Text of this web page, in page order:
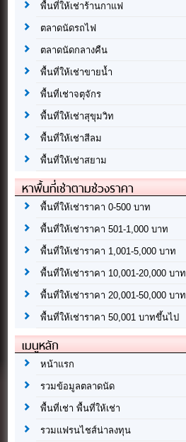
พื้นที่ให้เช่าร้านกาแฟ
ตลาดนัดรถไฟ
ตลาดนัดกลางคืน
พื้นที่ให้เช่าขายน้ำ
พื้นที่เช่าจตุจักร
พื้นที่ให้เช่าสุขุมวิท
พื้นที่ให้เช่าสีลม
พื้นที่ให้เช่าสยาม
หาพื้นที่เช่าตามช่วงราคา
พื้นที่ให้เช่าราคา 0-500 บาท
พื้นที่ให้เช่าราคา 501-1,000 บาท
พื้นที่ให้เช่าราคา 1,001-5,000 บาท
พื้นที่ให้เช่าราคา 10,001-20,000 บาท
พื้นที่ให้เช่าราคา 20,001-50,000 บาท
พื้นที่ให้เช่าราคา 50,001 บาทขึ้นไป
เมนูหลัก
หน้าแรก
รวมข้อมูลตลาดนัด
พื้นที่เช่า พื้นที่ให้เช่า
รวมแฟรนไชส์น่าลงทุน